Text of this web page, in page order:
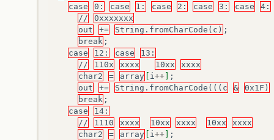
case
0: case 1: case 2: case 3: case
4:
//
0xxxxxxx
out
+= String.fromCharCode(c) ;
break ;
case
12: case
13:
//
110x xxxx 10xx
xxxx
char2
= array [ i ++] ;
out
+= String.fromCharCode(((c &
0x1F)
break ;
case
14:
//
1110 xxxx 10xx xxxx 10xx
xxxx
char2
= array [ i ++] ;